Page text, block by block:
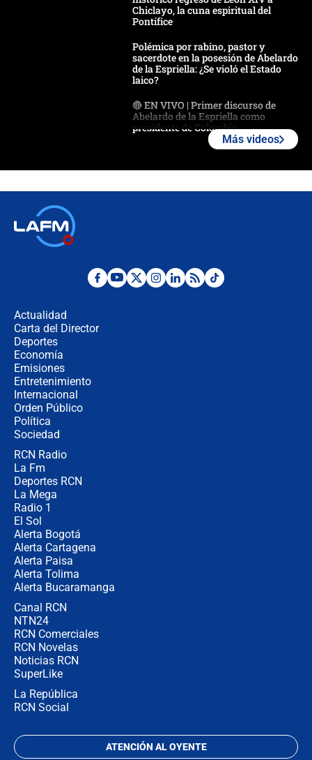
Chiclayo, la cuna espiritual del
Pontífice
Polémica por rabino, pastor y
sacerdote en la posesión de Abelardo
de la Espriella: ¿Se violó el Estado
laico?
🔴 EN VIVO | Primer discurso de
Abelardo de la Espriella como
presidente de Colombia
Desde dermatitis hasta infecciones:
Más videos
Actualidad
Carta del Director
Deportes
Economía
Emisiones
Entretenimiento
Internacional
Orden Público
Política
Sociedad
RCN Radio
La Fm
Deportes RCN
La Mega
Radio 1
El Sol
Alerta Bogotá
Alerta Cartagena
Alerta Paisa
Alerta Tolima
Alerta Bucaramanga
Canal RCN
NTN24
RCN Comerciales
RCN Novelas
Noticias RCN
SuperLike
La República
RCN Social
ATENCIÓN AL OYENTE